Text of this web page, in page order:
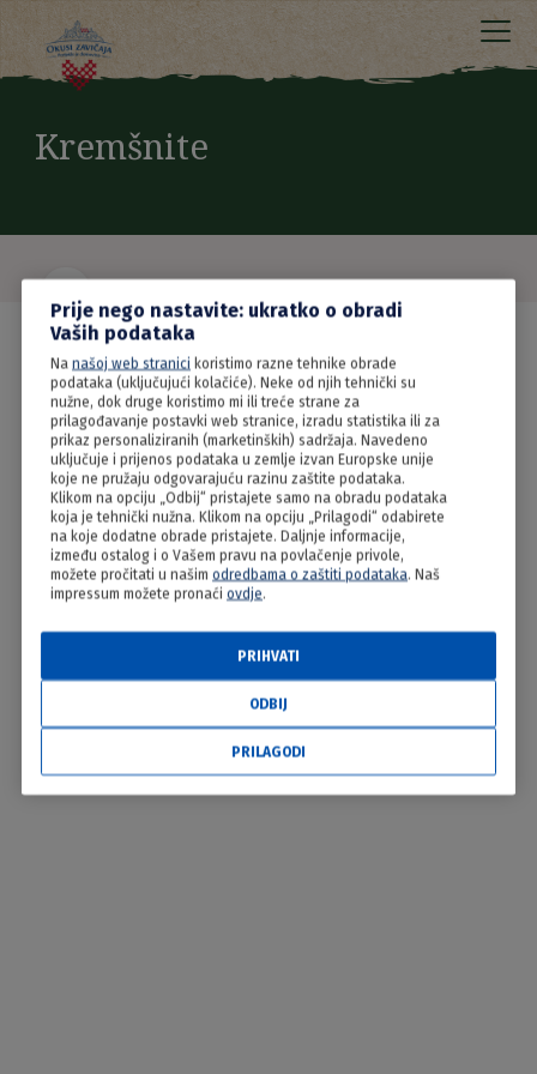
Kremšnite
Prije nego nastavite: ukratko o obradi
Vaših podataka
Na našoj web stranici koristimo razne tehnike obrade
podataka (uključujući kolačiće). Neke od njih tehnički su
nužne, dok druge koristimo mi ili treće strane za
prilagođavanje postavki web stranice, izradu statistika ili za
prikaz personaliziranih (marketinških) sadržaja. Navedeno
uključuje i prijenos podataka u zemlje izvan Europske unije
koje ne pružaju odgovarajuću razinu zaštite podataka.
Klikom na opciju „Odbij“ pristajete samo na obradu podataka
koja je tehnički nužna. Klikom na opciju „Prilagodi“ odabirete
na koje dodatne obrade pristajete. Daljnje informacije,
između ostalog i o Vašem pravu na povlačenje privole,
možete pročitati u našim odredbama o zaštiti podataka. Naš
impressum možete pronaći ovdje.
ODBIJ
PRIHVATI
PRILAGODI